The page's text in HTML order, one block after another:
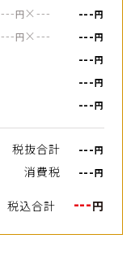
---円×--- ---円
---円×--- ---円
---円
---円
---円
税抜合計 ---円
消費税 ---円
税込合計 ---円